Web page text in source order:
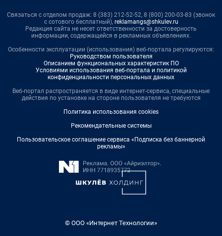
Связаться с отделом продаж: 8 (383) 212-52-52, 8 (800) 200-03-83 (звонок
с сотового бесплатный), reklamangs@shkulev.ru
Редакция сайта не несет ответственности за достоверность
информации, содержащейся в рекламных объявлениях.
Особенности эксплуатации (использования) веб-портала регулируются:
Руководством пользователя
Описанием функциональных характеристик ПО
Условиями использования веб-портала и политикой
конфиденциальности персональных данных
Веб-портал распространяется в виде интернет-сервиса, специальные
действия по установке на стороне пользователя не требуются
Политика использования cookies
Рекомендательные системы
Пользовательское соглашение сервиса «Подписка без баннерной
рекламы»
© ООО «Интернет Технологии»